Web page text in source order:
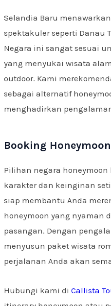
Selandia Baru
spektakuler seperti Danau
Negara ini sangat sesuai
yang menyukai wisata
outdoor. Kami
sebagai alternatif
menghadirkan
Booking
Pilihan negara
karakter dan keinginan
siap membantu Anda
honeymoon yang nyaman
pasangan. Dengan
menyusun paket wisata
perjalanan Anda akan
Hubungi kami di Callista